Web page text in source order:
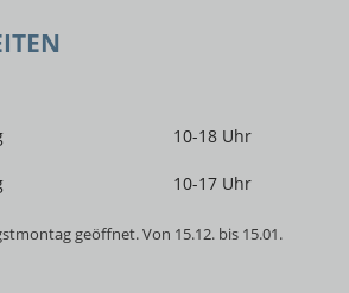
10-18 Uhr
10-17 Uhr
geöffnet. Von 15.12. bis 15.01.